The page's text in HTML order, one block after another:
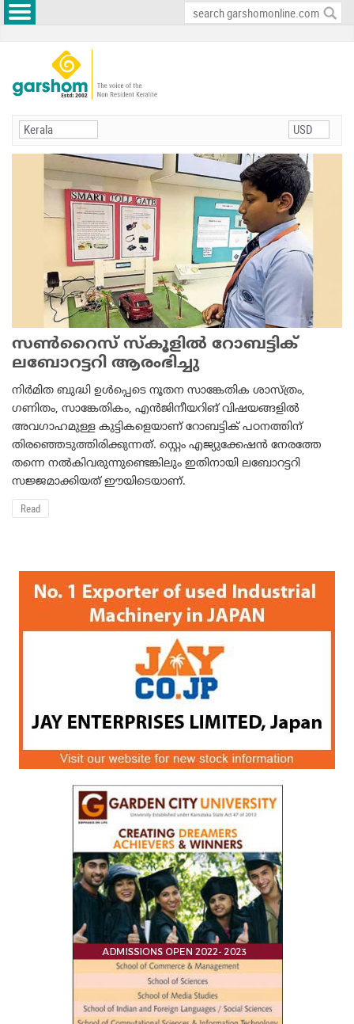
സണ്‍റൈസ് സ്‌കൂളില്‍ റോബട്ടിക്
ലബോറട്ടറി ആരംഭിച്ചു
നിര്‍മിത ബുദ്ധി ഉള്‍പ്പെടെ നൂതന സാങ്കേതിക ശാസ്ത്രം,
ഗണിതം, സാങ്കേതികം, എന്‍ജിനീയറിങ് വിഷയങ്ങളില്‍
അവഗാഹമുള്ള കുട്ടികളെയാണ് റോബട്ടിക് പഠനത്തിന്
തിരഞ്ഞെടുത്തിരിക്കുന്നത്. സ്റ്റെം എജ്യുക്കേഷന്‍ നേരത്തേ
തന്നെ നല്‍കിവരുന്നുണ്ടെങ്കിലും ഇതിനായി ലബോറട്ടറി
സജ്ജമാക്കിയത് ഈയിടെയാണ്.
Read